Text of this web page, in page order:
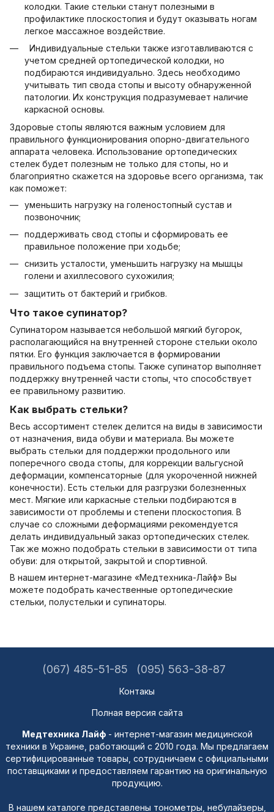
колодки. Такие стельки станут полезными в
профилактике плоскостопия и будут оказывать ногам
легкое массажное воздействие.
Индивидуальные стельки также изготавливаются с
учетом средней ортопедической колодки, но
подбираются индивидуально. Здесь необходимо
учитывать тип свода стопы и высоту обнаруженной
патологии. Их конструкция подразумевает наличие
каркасной основы.
Здоровые стопы являются важным условием для
правильного функционирования опорно-двигательного
аппарата человека. Использование ортопедических
стелек будет полезным не только для стопы, но и
благоприятно скажется на здоровье всего организма, так
как поможет:
уменьшить нагрузку на голеностопный сустав и
позвоночник;
поддерживать свод стопы и сформировать ее
правильное положение при ходьбе;
снизить усталости, уменьшить нагрузку на мышцы
голени и ахиллесового сухожилия;
защитить от бактерий и грибков.
Что такое супинатор?
Супинатором называется небольшой мягкий бугорок,
располагающийся на внутренней стороне стельки около
пятки. Его функция заключается в формировании
правильного подъема стопы. Также супинатор выполняет
поддержку внутренней части стопы, что способствует
ее правильному развитию.
Как выбрать стельки?
Весь ассортимент стелек делится на виды в зависимости
от назначения, вида обуви и материала. Вы можете
выбрать стельки для поддержки продольного или
поперечного свода стопы, для коррекции вальгусной
деформации, компенсаторные (для укороченной нижней
конечности). Есть стельки для разгрузки болезненных
мест. Мягкие или каркасные стельки подбираются в
зависимости от проблемы и степени плоскостопия. В
случае со сложными деформациями рекомендуется
делать индивидуальный заказ ортопедических стелек.
Так же можно подобрать стельки в зависимости от типа
обуви: для открытой, закрытой и спортивной.
В нашем интернет-магазине «Медтехника-Лайф» Вы
можете подобрать качественные ортопедические
стельки, полустельки и супинаторы.
(067) 485-51-85 (095) 563-38-87
Контакы
Полная версия сайта
Медтехника Лайф- интернет-магазин медицинской
техники в Украине, работающий с 2010 года. Мы предлагаем
сертифицированные товары, сотрудничаем с официальными
поставщиками и предоставляем гарантию на оригинальную
продукцию.
В нашем каталоге представлены тонометры, небулайзеры,